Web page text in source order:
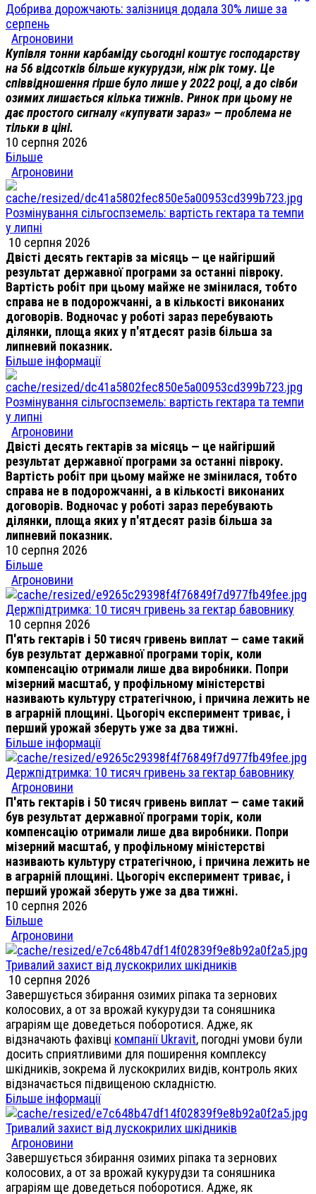
Добрива дорожчають: залізниця додала 30% лише за
серпень
Агроновини
Купівля тонни карбаміду сьогодні коштує господарству
на 56 відсотків більше кукурудзи, ніж рік тому. Це
співвідношення гірше було лише у 2022 році, а до сівби
озимих лишається кілька тижнів. Ринок при цьому не
дає простого сигналу «купувати зараз» — проблема не
тільки в ціні.
10 серпня 2026
Більше
Агроновини
Розмінування сільгоспземель: вартість гектара та темпи
у липні
10 серпня 2026
Двісті десять гектарів за місяць — це найгірший
результат державної програми за останні півроку.
Вартість робіт при цьому майже не змінилася, тобто
справа не в подорожчанні, а в кількості виконаних
договорів. Водночас у роботі зараз перебувають
ділянки, площа яких у п'ятдесят разів більша за
липневий показник.
Більше інформації
Розмінування сільгоспземель: вартість гектара та темпи
у липні
Агроновини
Двісті десять гектарів за місяць — це найгірший
результат державної програми за останні півроку.
Вартість робіт при цьому майже не змінилася, тобто
справа не в подорожчанні, а в кількості виконаних
договорів. Водночас у роботі зараз перебувають
ділянки, площа яких у п'ятдесят разів більша за
липневий показник.
10 серпня 2026
Більше
Агроновини
Держпідтримка: 10 тисяч гривень за гектар бавовнику
10 серпня 2026
П'ять гектарів і 50 тисяч гривень виплат — саме такий
був результат державної програми торік, коли
компенсацію отримали лише два виробники. Попри
мізерний масштаб, у профільному міністерстві
називають культуру стратегічною, і причина лежить не
в аграрній площині. Цьогоріч експеримент триває, і
перший урожай зберуть уже за два тижні.
Більше інформації
Держпідтримка: 10 тисяч гривень за гектар бавовнику
Агроновини
П'ять гектарів і 50 тисяч гривень виплат — саме такий
був результат державної програми торік, коли
компенсацію отримали лише два виробники. Попри
мізерний масштаб, у профільному міністерстві
називають культуру стратегічною, і причина лежить не
в аграрній площині. Цьогоріч експеримент триває, і
перший урожай зберуть уже за два тижні.
10 серпня 2026
Більше
Агроновини
Тривалий захист від лускокрилих шкідників
10 серпня 2026
Завершується збирання озимих ріпака та зернових
колосових, а от за врожай кукурудзи та соняшника
аграріям ще доведеться поборотися. Адже, як
відзначають фахівці компанії Ukravit, погодні умови були
досить сприятливими для поширення комплексу
шкідників, зокрема й лускокрилих видів, контроль яких
відзначається підвищеною складністю.
Більше інформації
Тривалий захист від лускокрилих шкідників
Агроновини
Завершується збирання озимих ріпака та зернових
колосових, а от за врожай кукурудзи та соняшника
аграріям ще доведеться поборотися. Адже, як